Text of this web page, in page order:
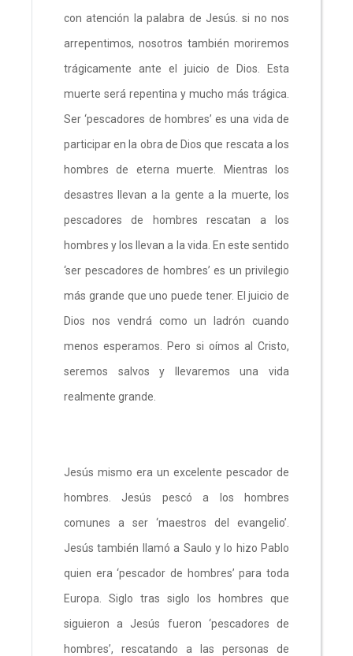
con atención la palabra de Jesús. si no nos
arrepentimos, nosotros también moriremos
trágicamente ante el juicio de Dios. Esta
muerte será repentina y mucho más trágica.
Ser ‘pescadores de hombres’ es una vida de
participar en la obra de Dios que rescata a los
hombres de eterna muerte. Mientras los
desastres llevan a la gente a la muerte, los
pescadores de hombres rescatan a los
hombres y los llevan a la vida. En este sentido
‘ser pescadores de hombres’ es un privilegio
más grande que uno puede tener. El juicio de
Dios nos vendrá como un ladrón cuando
menos esperamos. Pero si oímos al Cristo,
seremos salvos y llevaremos una vida
realmente grande.
Jesús mismo era un excelente pescador de
hombres. Jesús pescó a los hombres
comunes a ser ‘maestros del evangelio’.
Jesús también llamó a Saulo y lo hizo Pablo
quien era ‘pescador de hombres’ para toda
Europa. Siglo tras siglo los hombres que
siguieron a Jesús fueron ‘pescadores de
hombres’, rescatando a las personas de